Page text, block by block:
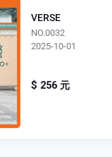
VERSE
NO.0032
2025-10-01
$ 256 元